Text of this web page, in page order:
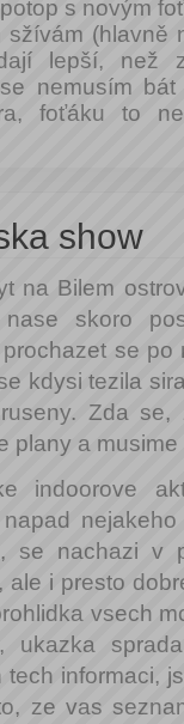
s novým
(hlavně
lepší, než z
nemusím
foťáku to
show
na Bilem
skoro
se
kdysi tezila
Zda
plany a musime
indoorove
se nachazi v
i presto
vsech
ukazka
informaci,
ze vas